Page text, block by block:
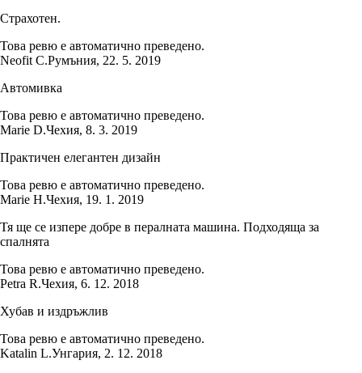
Страхотен.
Това ревю е автоматично преведено.
Neofit C.Румъния, 22. 5. 2019
Автомивка
Това ревю е автоматично преведено.
Marie D.Чехия, 8. 3. 2019
Практичен елегантен дизайн
Това ревю е автоматично преведено.
Marie H.Чехия, 19. 1. 2019
Тя ще се изпере добре в пералната машина. Подходяща за
спалнята
Това ревю е автоматично преведено.
Petra R.Чехия, 6. 12. 2018
Хубав и издръжлив
Това ревю е автоматично преведено.
Katalin L.Унгария, 2. 12. 2018